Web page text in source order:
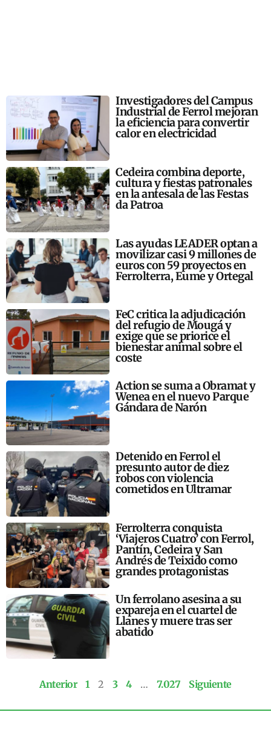
Investigadores del Campus
Industrial de Ferrol mejoran
la eficiencia para convertir
calor en electricidad
Cedeira combina deporte,
cultura y fiestas patronales
en la antesala de las Festas
da Patroa
Las ayudas LEADER optan a
movilizar casi 9 millones de
euros con 59 proyectos en
Ferrolterra, Eume y Ortegal
FeC critica la adjudicación
del refugio de Mougá y
exige que se priorice el
bienestar animal sobre el
coste
Action se suma a Obramat y
Wenea en el nuevo Parque
Gándara de Narón
Detenido en Ferrol el
presunto autor de diez
robos con violencia
cometidos en Ultramar
Ferrolterra conquista
‘Viajeros Cuatro’ con Ferrol,
Pantín, Cedeira y San
Andrés de Teixido como
grandes protagonistas
Un ferrolano asesina a su
expareja en el cuartel de
Llanes y muere tras ser
abatido
Anterior 1 2 3 4 … 7.027 Siguiente